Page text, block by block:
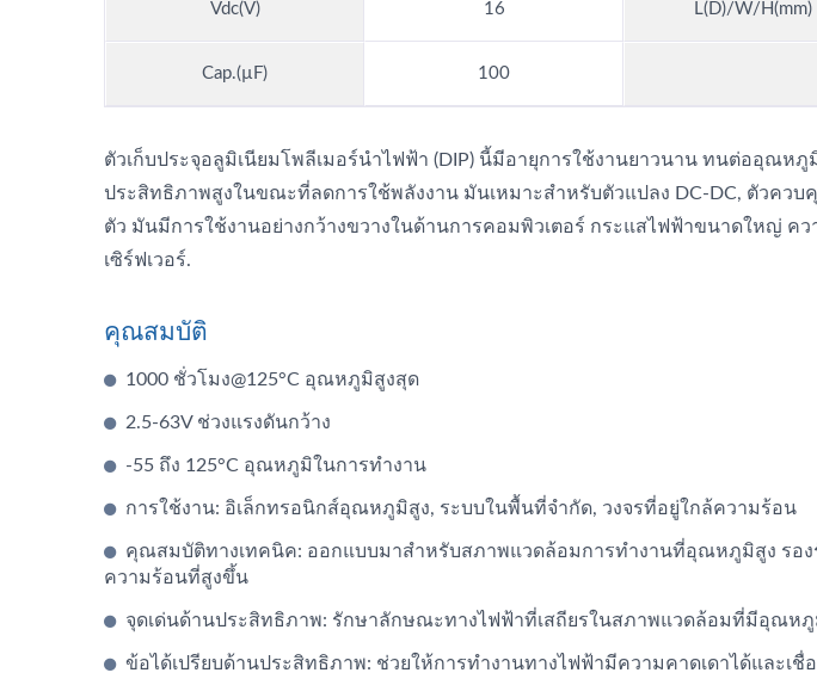
Vdc(V) 16 L(D)/W/H(mm)
Cap.(µF) 100
ตัวเก็บประจุอลูมิเนียมโพลีเมอร์นำไฟฟ้า (DIP) นี้มีอายุการใช้งานยาวนาน ทนต่ออุณห
ประสิทธิภาพสูงในขณะที่ลดการใช้พลังงาน มันเหมาะสำหรับตัวแปลง DC-DC, ตัวควบ
ตัว มันมีการใช้งานอย่างกว้างขวางในด้านการคอมพิวเตอร์ กระแสไฟฟ้าขนาดใหญ่ คว
เซิร์ฟเวอร์.
คุณสมบัติ
1000 ชั่วโมง@125°C อุณหภูมิสูงสุด
2.5-63V ช่วงแรงดันกว้าง
-55 ถึง 125°C อุณหภูมิในการทำงาน
การใช้งาน: อิเล็กทรอนิกส์อุณหภูมิสูง, ระบบในพื้นที่จำกัด, วงจรที่อยู่ใกล้ความร้อน
คุณสมบัติทางเทคนิค: ออกแบบมาสำหรับสภาพแวดล้อมการทำงานที่อุณหภูมิสูง รอง
ความร้อนที่สูงขึ้น
จุดเด่นด้านประสิทธิภาพ: รักษาลักษณะทางไฟฟ้าที่เสถียรในสภาพแวดล้อมที่มีอุณหภู
ข้อได้เปรียบด้านประสิทธิภาพ: ช่วยให้การทำงานทางไฟฟ้ามีความคาดเดาได้และ